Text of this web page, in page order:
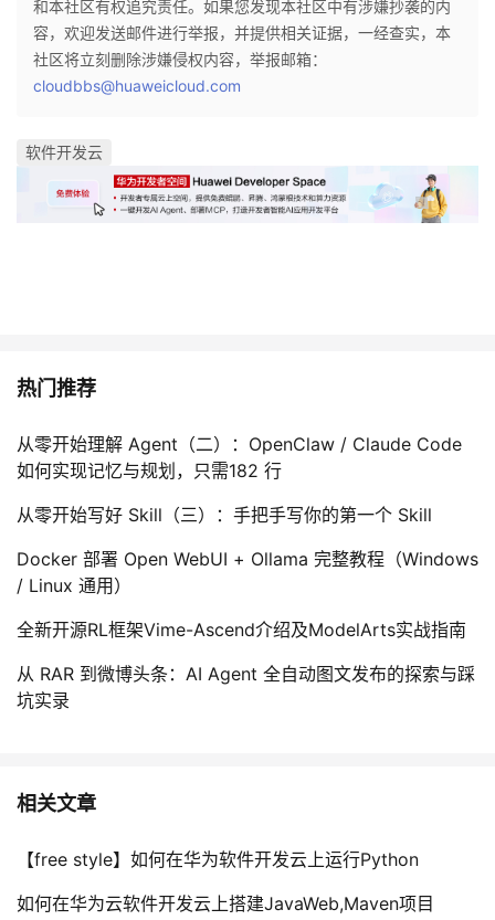
和本社区有权追究责任。如果您发现本社区中有涉嫌抄袭的内
容，欢迎发送邮件进行举报，并提供相关证据，一经查实，本
社区将立刻删除涉嫌侵权内容，举报邮箱：
cloudbbs@huaweicloud.com
软件开发云
热门推荐
从零开始理解 Agent（二）：OpenClaw / Claude Code
如何实现记忆与规划，只需182 行
从零开始写好 Skill（三）：手把手写你的第一个 Skill
Docker 部署 Open WebUI + Ollama 完整教程（Windows
/ Linux 通用）
全新开源RL框架Vime-Ascend介绍及ModelArts实战指南
从 RAR 到微博头条：AI Agent 全自动图文发布的探索与踩
坑实录
相关文章
【free style】如何在华为软件开发云上运行Python
如何在华为云软件开发云上搭建JavaWeb,Maven项目